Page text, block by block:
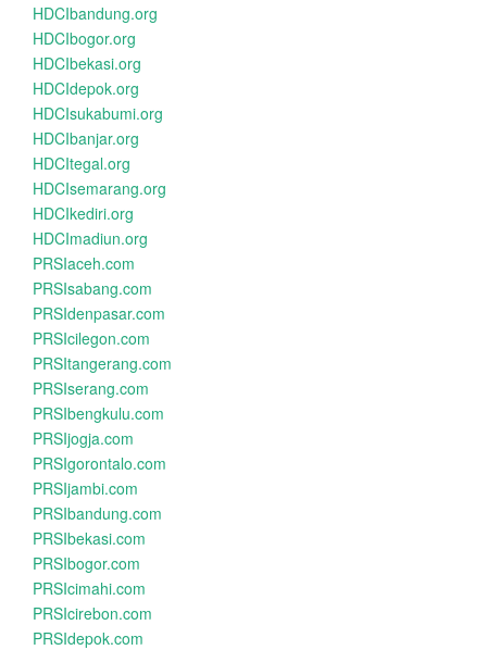
HDCIbandung.org
HDCIbogor.org
HDCIbekasi.org
HDCIdepok.org
HDCIsukabumi.org
HDCIbanjar.org
HDCItegal.org
HDCIsemarang.org
HDCIkediri.org
HDCImadiun.org
PRSIaceh.com
PRSIsabang.com
PRSIdenpasar.com
PRSIcilegon.com
PRSItangerang.com
PRSIserang.com
PRSIbengkulu.com
PRSIjogja.com
PRSIgorontalo.com
PRSIjambi.com
PRSIbandung.com
PRSIbekasi.com
PRSIbogor.com
PRSIcimahi.com
PRSIcirebon.com
PRSIdepok.com